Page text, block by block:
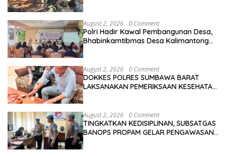
August 2, 2026 0 Comment
Polri Hadir Kawal Pembangunan Desa,
Bhabinkamtibmas Desa Kalimantong
August 2, 2026 0 Comment
DOKKES POLRES SUMBAWA BARAT
LAKSANAKAN PEMERIKSAAN KESEHATAN
August 2, 2026 0 Comment
TINGKATKAN KEDISIPLINAN, SUBSATGAS
BANOPS PROPAM GELAR PENGAWASAN